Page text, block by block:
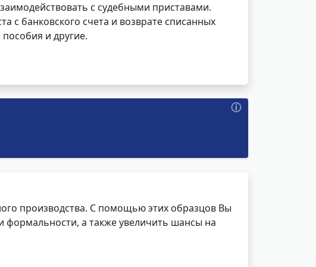
с судебными приставами.
с банковского счета и возврате списанных
и другие.
производства. С помощью этих образцов Вы
формальности, а также увеличить шансы на